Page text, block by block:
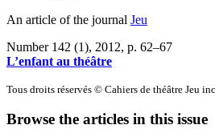
An article of the journal Jeu
Number 142 (1), 2012, p. 62–67
L’enfant au théâtre
Tous droits réservés © Cahiers de théâtre Jeu
Browse the articles in this issue